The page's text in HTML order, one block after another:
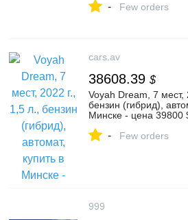
интернет-магазине
- Few orders
cars.av
38608.39 $
Voyah Dream, 7 мест,
бензин (гибрид),
Минске - цена 39800
продаже
- Few orders
999